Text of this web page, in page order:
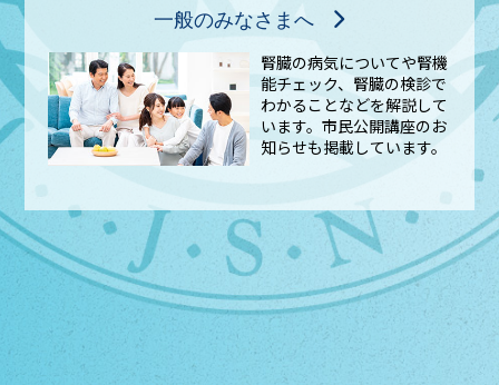
一般のみなさまへ
腎臓の病気についてや腎機
能チェック、腎臓の検診で
わかることなどを解説して
います。市民公開講座のお
知らせも掲載しています。